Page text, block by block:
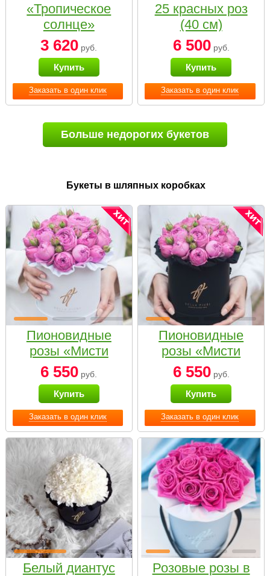
Заказать в один клик
«Тропическое
солнце»
3 620 руб.
Купить
Заказать в один клик
25 красных роз
(40 см)
6 500руб.
Купить
Больше недорогих букетов
Букеты в шляпных коробках
Заказать в один клик
Пионовидные
розы «Мисти
бабблс» в белой
коробке Small
6 550 руб.
Купить
Заказать в один клик
Пионовидные
розы «Мисти
бабблс» в
черной коробке
Small
6 550руб.
Купить
Белый диантус
Розовые розы в